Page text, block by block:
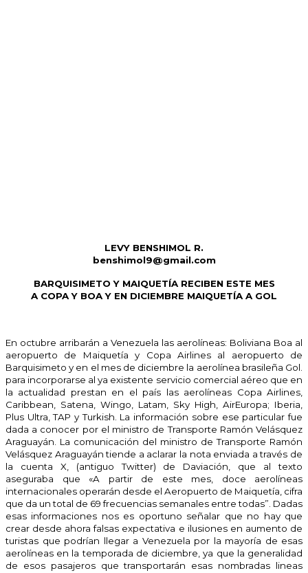
LEVY BENSHIMOL R.
benshimol9@gmail.com
BARQUISIMETO Y MAIQUETÍA RECIBEN ESTE MES
A COPA Y BOA Y EN DICIEMBRE MAIQUETÍA A GOL
En octubre arribarán a Venezuela las aerolíneas: Boliviana Boa al
aeropuerto de Maiquetía y Copa Airlines al aeropuerto de
Barquisimeto y en el mes de diciembre la aerolínea brasileña Gol.
para incorporarse al ya existente servicio comercial aéreo que en
la actualidad prestan en el país las aerolíneas Copa Airlines,
Caribbean, Satena, Wingo, Latam, Sky High, AirEuropa; Iberia,
Plus Ultra, TAP y Turkish. La información sobre ese particular fue
dada a conocer por el ministro de Transporte Ramón Velásquez
Araguayán. La comunicación del ministro de Transporte Ramón
Velásquez Araguayán tiende a aclarar la nota enviada a través de
la cuenta X, (antiguo Twitter) de Daviación, que al texto
aseguraba que «A partir de este mes, doce aerolíneas
internacionales operarán desde el Aeropuerto de Maiquetía, cifra
que da un total de 69 frecuencias semanales entre todas”. Dadas
esas informaciones nos es oportuno señalar que no hay que
crear desde ahora falsas expectativa e ilusiones en aumento de
turistas que podrían llegar a Venezuela por la mayoría de esas
aerolíneas en la temporada de diciembre, ya que la generalidad
de esos pasajeros que transportarán esas nombradas lineas